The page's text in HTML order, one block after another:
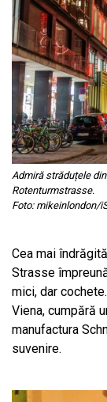
Admiră străduțele
Rotenturmstrasse.
Foto: mikeinlondon/
Cea mai
Strasse
mici, dar
Viena, cumpără
manufactura
suvenire.